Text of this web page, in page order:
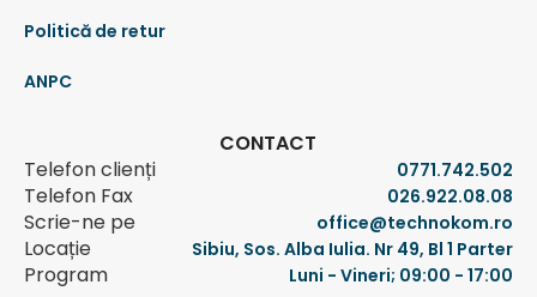
Politică de retur
ANPC
CONTACT
Telefon clienți
0771.742.502
Telefon Fax 026.922.08.08
Scrie-ne pe office@technokom.ro
Locație Sibiu, Sos. Alba Iulia. Nr 49, Bl 1 Parter
Program Luni - Vineri; 09:00 - 17:00